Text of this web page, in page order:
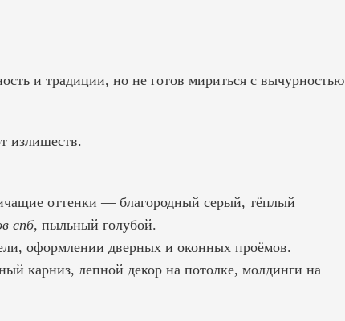
и традиции, но не готов мириться с вычурностью
излишеств.
оттенки — благородный серый, тёплый
спб, пыльный голубой.
оформлении дверных и оконных проёмов.
карниз, лепной декор на потолке, молдинги на